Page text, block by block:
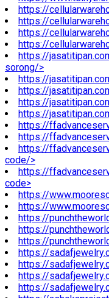
https://
https://
https://
https://
https://
sorong/>
https://
https://
https://
https://
https://
https://
https://
code/>
https://
code>
https://
https://
https://
https://
https://
https://
https://
https://
https://